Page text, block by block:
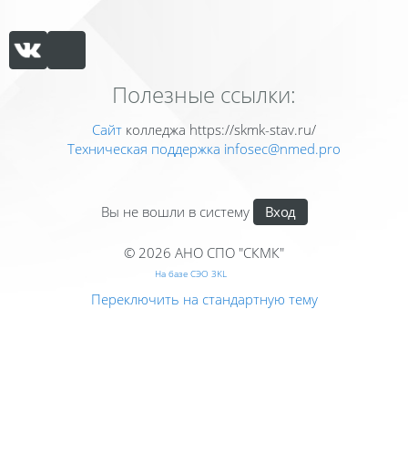
Полезные ссылки:
Сайт колледжа https://skmk-stav.ru/
Техническая поддержка infosec@nmed.pro
Вы не вошли в систему Вход
© 2026 АНО СПО "СКМК"
На базе СЭО 3KL
Переключить на стандартную тему